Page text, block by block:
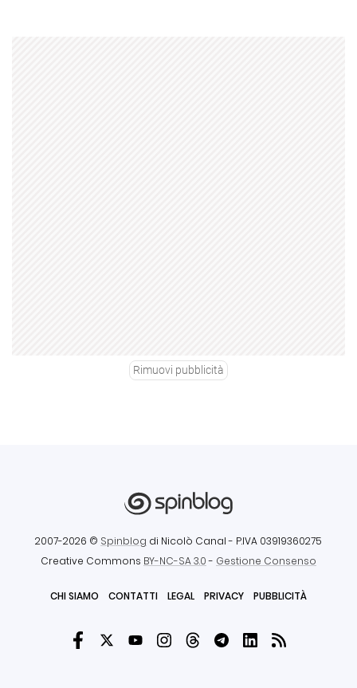
Rimuovi pubblicità
2007-2026 © Spinblog di Nicolò Canal - P.IVA 03919360275
Creative Commons BY-NC-SA 3.0- Gestione Consenso
CHI SIAMO CONTATTI LEGAL PRIVACY PUBBLICITÀ